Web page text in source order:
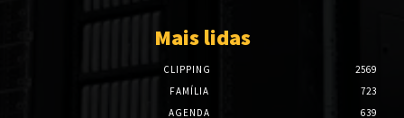
Mais lidas
CLIPPING
2569
FAMÍLIA
723
AGENDA
639